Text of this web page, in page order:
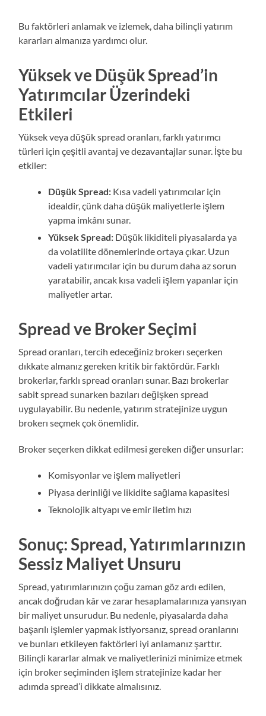
Bu faktörleri anlamak ve izlemek, daha bilinçli yatırım
kararları almanıza yardımcı olur.
Yüksek ve Düşük Spread’in
Yatırımcılar Üzerindeki
Etkileri
Yüksek veya düşük spread oranları, farklı yatırımcı
türleri için çeşitli avantaj ve dezavantajlar sunar. İşte bu
etkiler:
Düşük Spread: Kısa vadeli yatırımcılar için
idealdir, çünk daha düşük maliyetlerle işlem
yapma imkânı sunar.
Yüksek Spread: Düşük likiditeli piyasalarda ya
da volatilite dönemlerinde ortaya çıkar. Uzun
vadeli yatırımcılar için bu durum daha az sorun
yaratabilir, ancak kısa vadeli işlem yapanlar için
maliyetler artar.
Spread ve Broker Seçimi
Spread oranları, tercih edeceğiniz brokerı seçerken
dıkkate almanız gereken kritik bir faktördür. Farklı
brokerlar, farklı spread oranları sunar. Bazı brokerlar
sabit spread sunarken bazıları değişken spread
uygulayabilir. Bu nedenle, yatırım stratejinize uygun
brokerı seçmek çok önemlidir.
Broker seçerken dikkat edilmesi gereken diğer unsurlar:
Komisyonlar ve işlem maliyetleri
Piyasa derinliği ve likidite sağlama kapasitesi
Teknolojik altyapı ve emir iletim hızı
Sonuç: Spread, Yatırımlarınızın
Sessiz Maliyet Unsuru
Spread, yatırımlarınızın çoğu zaman göz ardı edilen,
ancak doğrudan kâr ve zarar hesaplamalarınıza yansıyan
bir maliyet unsurudur. Bu nedenle, piyasalarda daha
başarılı işlemler yapmak istiyorsanız, spread oranlarını
ve bunları etkileyen faktörleri iyi anlamanız şarttır.
Bilinçli kararlar almak ve maliyetlerinizi minimize etmek
için broker seçiminden işlem stratejinize kadar her
adımda spread’i dikkate almalısınız.